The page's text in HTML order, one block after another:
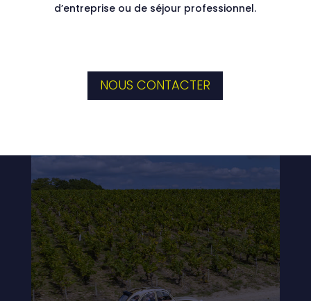
d’entreprise ou de séjour professionnel.
NOUS CONTACTER